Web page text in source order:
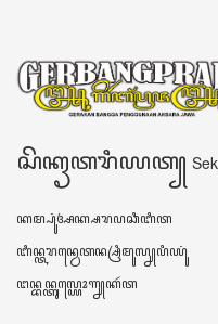
GERBANG PRAJA
ꦊꦣꦏꦤ꧀ꦚ...
Sultan HB X: